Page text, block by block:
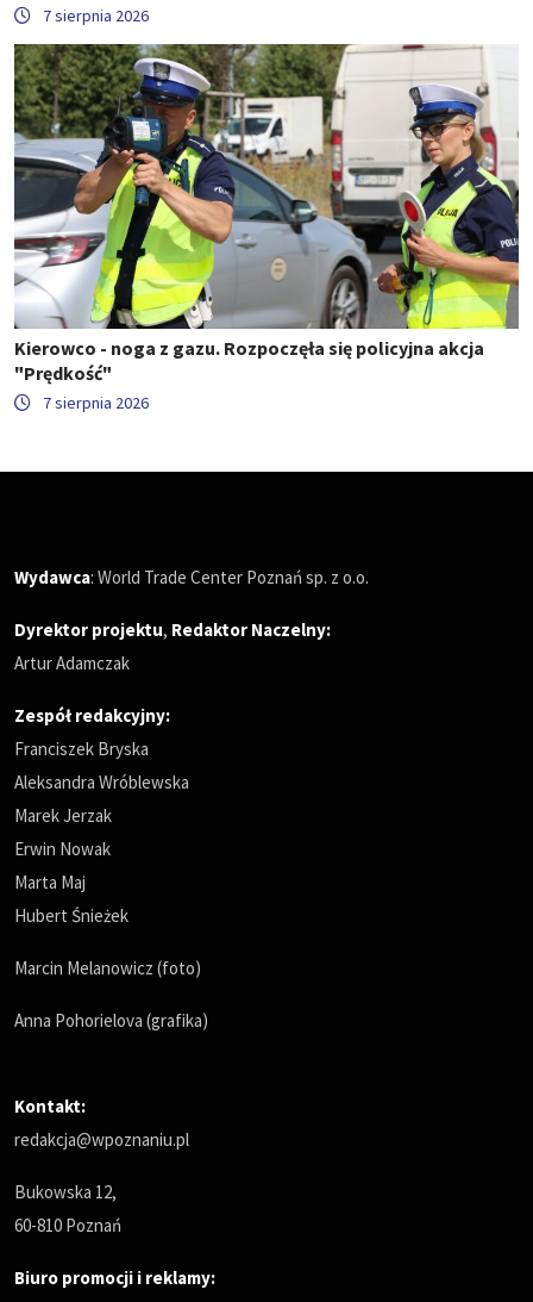
7 sierpnia 2026
Kierowco - noga z gazu. Rozpoczęła się policyjna akcja
"Prędkość"
7 sierpnia 2026
Wydawca: World Trade Center Poznań sp. z o.o.
Dyrektor projektu, Redaktor Naczelny:
Artur Adamczak
Zespół redakcyjny:
Franciszek Bryska
Aleksandra Wróblewska
Marek Jerzak
Erwin Nowak
Marta Maj
Hubert Śnieżek
Marcin Melanowicz (foto)
Anna Pohorielova (grafika)
Kontakt:
redakcja@wpoznaniu.pl
Bukowska 12,
60-810 Poznań
Biuro promocji i reklamy: